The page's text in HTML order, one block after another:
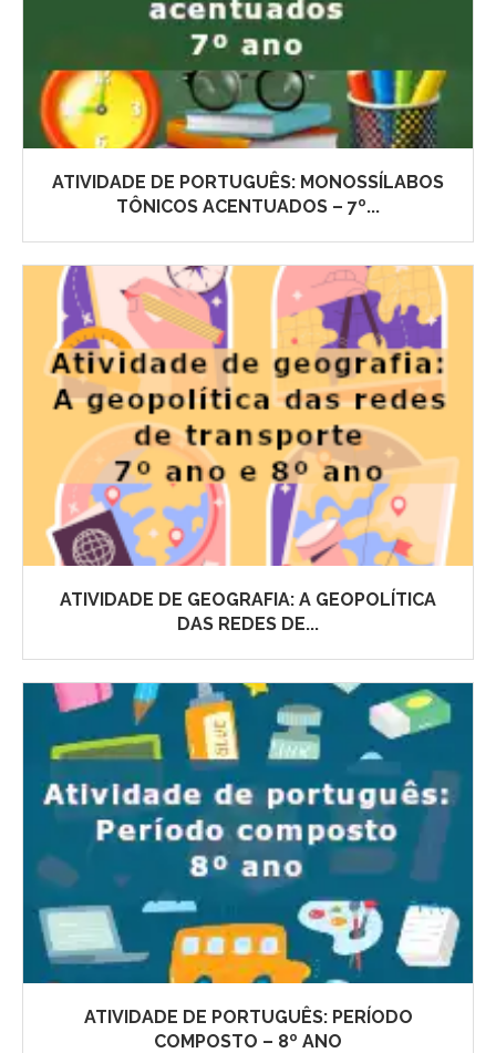
ATIVIDADE DE PORTUGUÊS: MONOSSÍLABOS
TÔNICOS ACENTUADOS – 7º...
ATIVIDADE DE GEOGRAFIA: A GEOPOLÍTICA
DAS REDES DE...
ATIVIDADE DE PORTUGUÊS: PERÍODO
COMPOSTO – 8º ANO